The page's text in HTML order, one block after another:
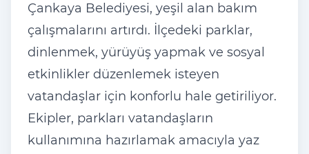
Çankaya Belediyesi, yeşil alan bakım
çalışmalarını artırdı. İlçedeki parklar,
dinlenmek, yürüyüş yapmak ve sosyal
etkinlikler düzenlemek isteyen
vatandaşlar için konforlu hale getiriliyor.
Ekipler, parkları vatandaşların
kullanımına hazırlamak amacıyla yaz